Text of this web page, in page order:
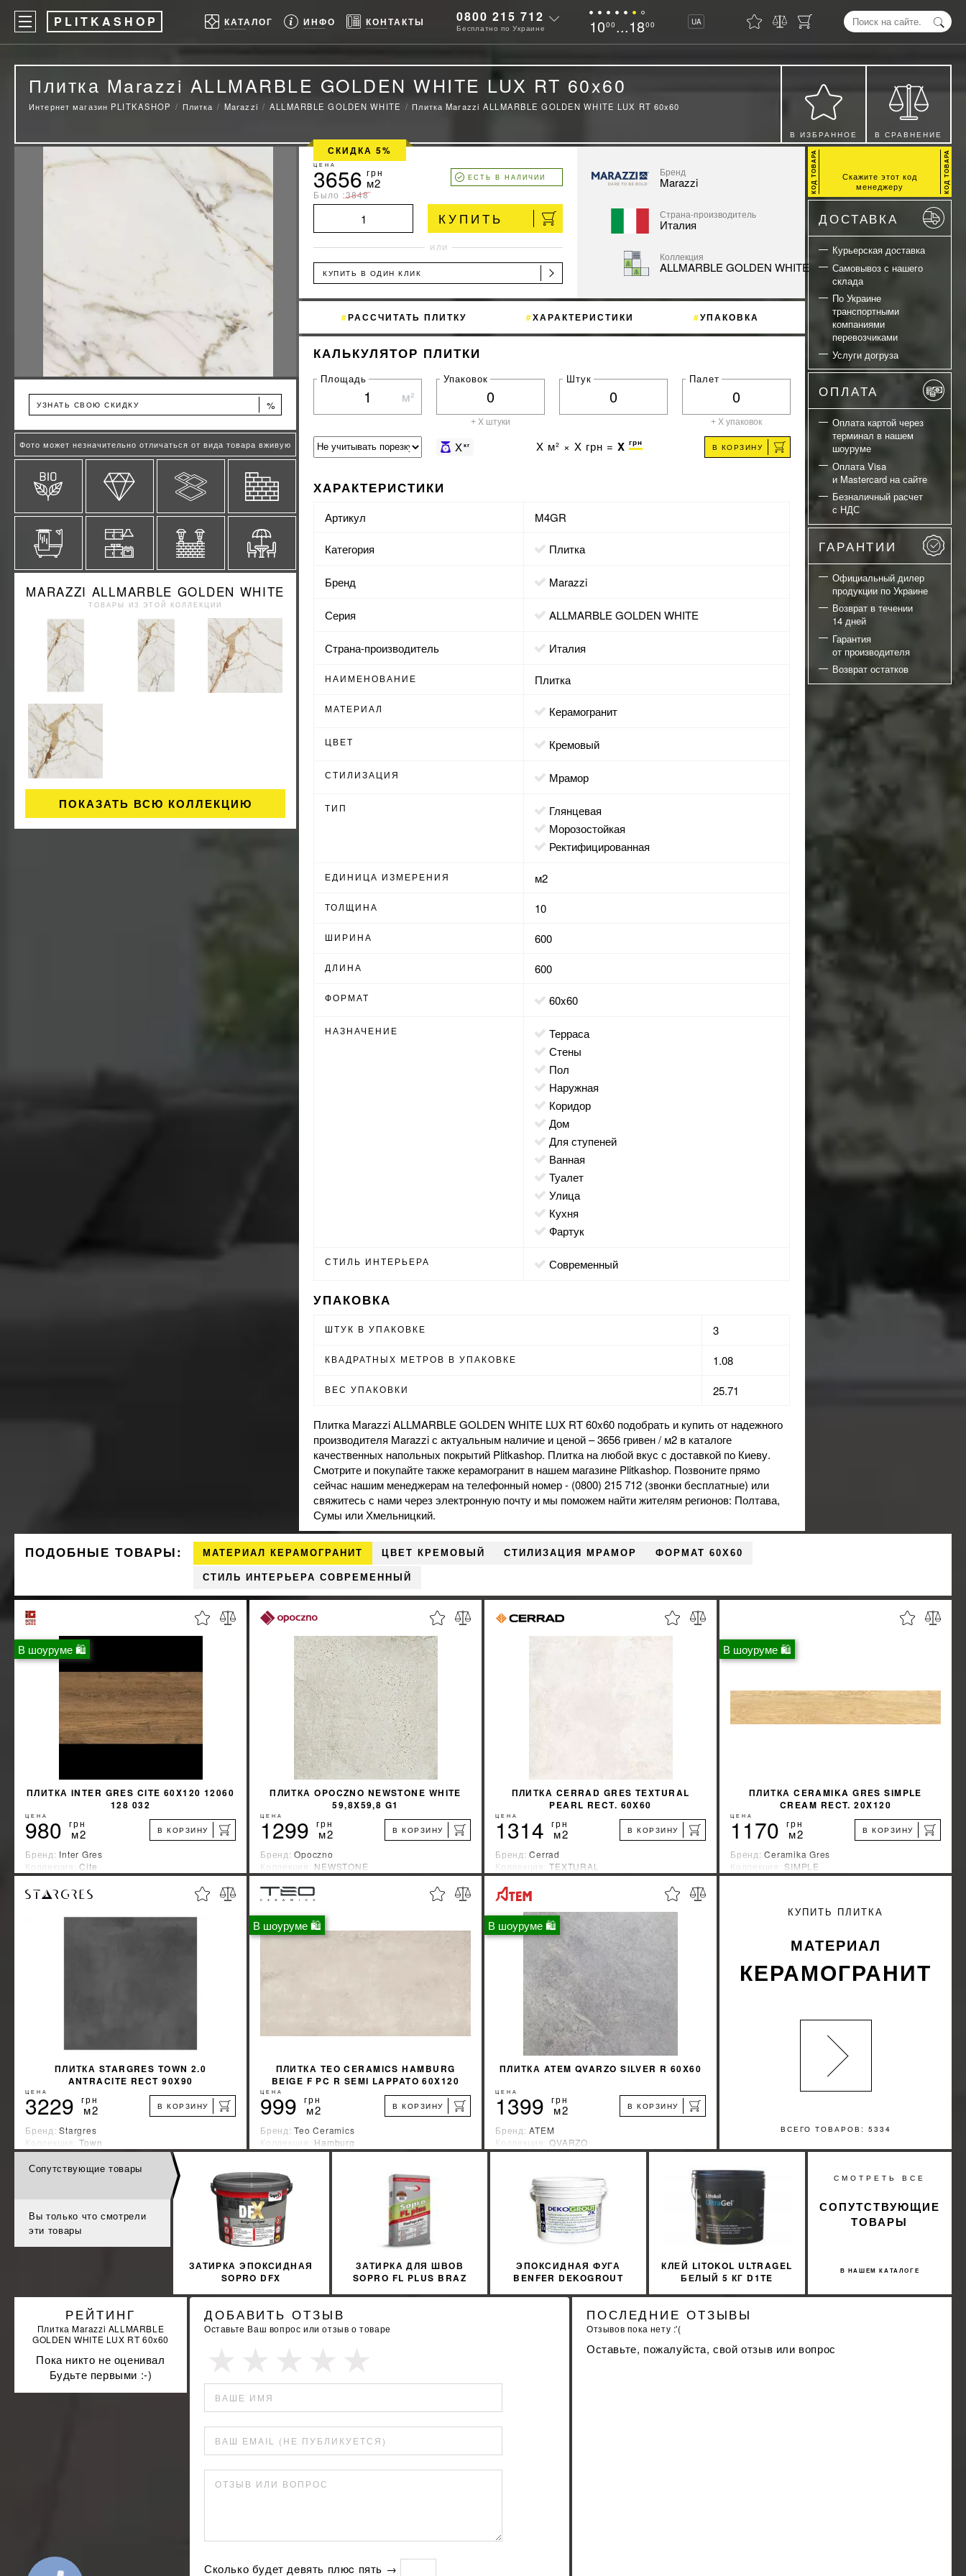
P LITKASHOP КАТАЛОГ ИНФО КОНТАКТЫ 0800 215 712
Бесплатно по Украине 1000 ...1800 UA
Плитка Marazzi ALLMARBLE GOLDEN WHITE LUX RT 60x60
Интернет магазин PLITKASHOP Плитка Marazzi ALLMARBLE GOLDEN WHITE Плитка Marazzi ALLMARBLE GOLDEN WHITE LUX RT 60x60
В ИЗБРАННОЕ В СРАВНЕНИЕ
УЗНАТЬ СВОЮ СКИДКУ %
Фото может незначительно отличаться от вида товара вживую
MARAZZI ALLMARBLE GOLDEN WHITE
ТОВАРЫ ИЗ ЭТОЙ КОЛЛЕКЦИИ
ПОКАЗАТЬ ВСЮ КОЛЛЕКЦИЮ
СКИДКА 5%
ЦЕНА
3656 грн
м2
Было :3848
ЕСТЬ В НАЛИЧИИ
КУПИТЬ
ИЛИ
КУПИТЬ В ОДИН КЛИК
Бренд
Marazzi
Страна-производитель
Италия
Коллекция
ALLMARBLE GOLDEN WHITE
РАССЧИТАТЬ ПЛИТКУ ХАРАКТЕРИСТИКИ УПАКОВКА
КАЛЬКУЛЯТОР ПЛИТКИ
Площадь
м²
Упаковок
+ X штуки
Штук Палет
+ X упаковок
X кг X м² × X грн = X грн В КОРЗИНУ
ХАРАКТЕРИСТИКИ
Артикул M4GR
Категория Плитка
Бренд Marazzi
Серия ALLMARBLE GOLDEN WHITE
Страна-производитель Италия
НАИМЕНОВАНИЕ Плитка
МАТЕРИАЛ Керамогранит
ЦВЕТ кремовый
СТИЛИЗАЦИЯ мрамор
ТИП
глянцевая
морозостойкая
ректифицированная
ЕДИНИЦА ИЗМЕРЕНИЯ м2
ТОЛЩИНА 10
ШИРИНА 600
ДЛИНА 600
ФОРМАТ 60x60
НАЗНАЧЕНИЕ
терраса
стены
пол
наружная
коридор
дом
для ступеней
ванная
туалет
улица
кухня
фартук
СТИЛЬ ИНТЕРЬЕРА современный
УПАКОВКА
ШТУК В УПАКОВКЕ 3
КВАДРАТНЫХ МЕТРОВ В УПАКОВКЕ 1.08
ВЕС УПАКОВКИ 25.71
Плитка Marazzi ALLMARBLE GOLDEN WHITE LUX RT 60x60 подобрать и купить от надежного
производителя Marazzi с актуальным наличие и ценой – 3656 гривен / м2 в каталоге
качественных напольных покрытий Plitkashop. Плитка на любой вкус с доставкой по Киеву.
Смотрите и покупайте также керамогранит в нашем магазине Plitkashop. Позвоните прямо
сейчас нашим менеджерам на телефонный номер - (0800) 215 712 (звонки бесплатные) или
свяжитесь с нами через электронную почту и мы поможем найти жителям регионов: Полтава,
Сумы или Хмельницкий.
Скажите этот код
менеджеру
ДОСТАВКА
Курьерская доставка
Самовывоз с нашего
склада
По Украине
транспортными
компаниями
перевозчиками
Услуги догруза
ОПЛАТА
Оплата картой через
терминал в нашем
шоуруме
Оплата Visa
и Mastercard на сайте
Безналичный расчет
с НДС
ГАРАНТИИ
Официальный дилер
продукции по Украине
Возврат в течении
14 дней
Гарантия
от производителя
Возврат остатков
ПОДОБНЫЕ ТОВАРЫ: МАТЕРИАЛ КЕРАМОГРАНИТ ЦВЕТ КРЕМОВЫЙ СТИЛИЗАЦИЯ МРАМОР ФОРМАТ 60X60
СТИЛЬ ИНТЕРЬЕРА СОВРЕМЕННЫЙ
В шоуруме 🛍
ПЛИТКА INTER GRES CITE 60X120 12060
128 032
ЦЕНА
980 грн
м2 В КОРЗИНУ
Бренд: Inter Gres
Коллекция:Cite
Страна-производитель:Украина
УЗНАТЬ СВОЮ СКИДКУ %
ПЛИТКА OPOCZNO NEWSTONE WHITE
59,8X59,8 G1
ЦЕНА
1299 грн
м2 В КОРЗИНУ
Бренд:Opoczno
Коллекция: NEWSTONE
Страна-производитель:Польша
УЗНАТЬ СВОЮ СКИДКУ %
КУПИТЬ
ПЛИТКА CERRAD GRES TEXTURAL
PEARL RECT. 60X60
ЦЕНА
1314 грн
м2 В КОРЗИНУ
Бренд:Cerrad
Коллекция:TEXTURAL
Страна-производитель:Польша
УЗНАТЬ СВОЮ СКИДКУ %
КУПИТЬ
В шоуруме 🛍
ПЛИТКА CERAMIKA GRES SIMPLE
CREAM RECT. 20X120
ЦЕНА
1170 грн
м2 В КОРЗИНУ
Бренд:Ceramika Gres
Коллекция: SIMPLE
Страна-производитель:Польша
ПЛИТКА STARGRES TOWN 2.0
ANTRACITE RECT 90X90
ЦЕНА
3229 грн
м2 В КОРЗИНУ
Бренд:Stargres
Коллекция:Town
Страна-производитель:Польша
УЗНАТЬ СВОЮ СКИДКУ %
КУПИТЬ
В шоуруме 🛍
ПЛИТКА TEO CERAMICS HAMBURG
BEIGE F PC R SEMI LAPPATO 60X120
ЦЕНА
999 грн
м2 В КОРЗИНУ
Бренд:Teo Ceramics
Коллекция: Hamburg
Страна-производитель:Украина
УЗНАТЬ СВОЮ СКИДКУ
КУПИТЬ
В шоуруме 🛍
ПЛИТКА ATEM QVARZO SILVER R 60X60
ЦЕНА
1399 грн
м2 В КОРЗИНУ
Бренд:ATEM
Коллекция:QVARZO
Страна-производитель:Украина
УЗНАТЬ СВОЮ СКИДКУ %
КУПИТЬ
ВСЕГО ТОВАРОВ: 5334
КУПИТЬ ПЛИТКА
МАТЕРИАЛ
КЕРАМОГРАНИТ
Сопутствующие товары
Вы только что смотрели
эти товары
ЗАТИРКА ЭПОКСИДНАЯ
SOPRO DFX
ЗАТИРКА ДЛЯ ШВОВ
SOPRO FL PLUS BRAZ
ЭПОКСИДНАЯ ФУГА
BENFER DEKOGROUT
КГ
КЛЕЙ LITOKOL ULTRAGEL
БЕЛЫЙ 5 КГ D1TE
СМОТРЕТЬ ВСЕ
В НАШЕМ КАТАЛОГЕ
СОПУТСТВУЮЩИЕ
ТОВАРЫ
РЕЙТИНГ
Плитка Marazzi ALLMARBLE
GOLDEN WHITE LUX RT 60x60
Пока никто не оценивал
Будьте первыми :-)
ДОБАВИТЬ ОТЗЫВ
Оставьте Ваш вопрос или отзыв о товаре
ВАШЕ ИМЯ
ВАШ EMAIL (НЕ ПУБЛИКУЕТСЯ)
ОТЗЫВ ИЛИ ВОПРОС
Сколько будет дeвять плюc пять →
ПОСЛЕДНИЕ ОТЗЫВЫ
Отзывов пока нету :'(
Оставьте, пожалуйста, свой отзыв или вопрос